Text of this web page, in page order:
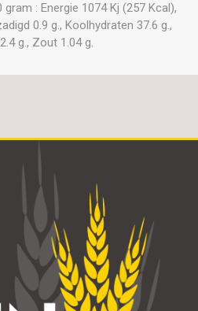
: Energie 1074 Kj (257 Kcal),
0.9 g., Koolhydraten 37.6 g.,
g., Zout 1.04 g.